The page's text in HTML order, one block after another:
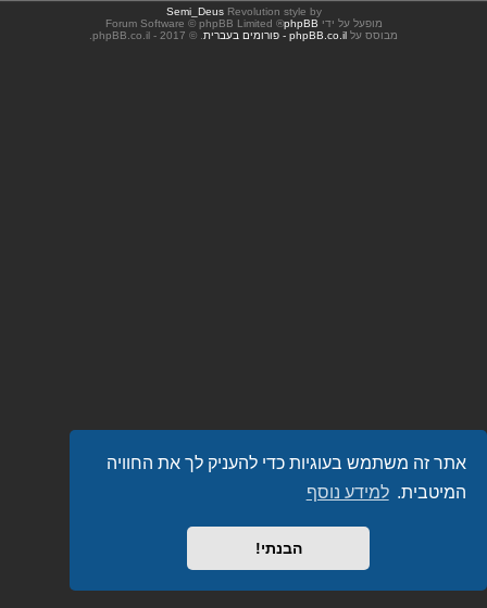
אתר זה משתמש בעוגיות כדי להעניק לך את החוויה
המיטבית. למידע נוסף
הבנתי!
Revolution style by
Semi_Deus
מופעל על ידי phpBB
® Forum Software © phpBB Limited
מבוסס על phpBB.co.il - פורומים בעברית . © 2017 - phpBB.co.il.